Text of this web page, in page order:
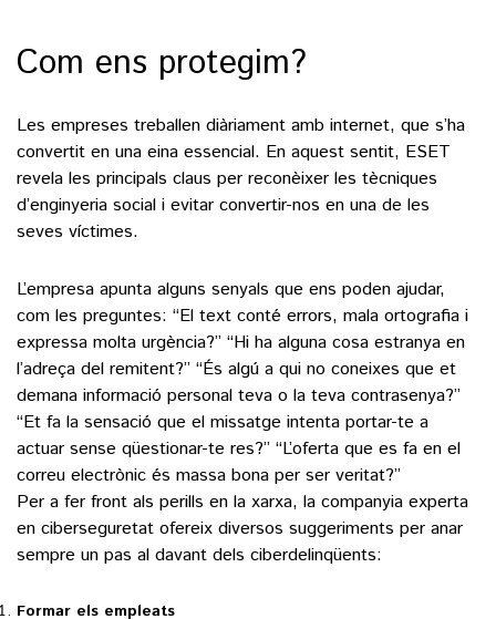
Com ens protegim?
Les empreses treballen diàriament amb internet, que s’ha
convertit en una eina essencial. En aquest sentit, ESET
revela les principals claus per reconèixer les tècniques
d’enginyeria social i evitar convertir-nos en una de les
seves víctimes.
L’empresa apunta alguns senyals que ens poden ajudar,
com les preguntes: “El text conté errors, mala ortografia i
expressa molta urgència?” “Hi ha alguna cosa estranya en
l’adreça del remitent?” “És algú a qui no coneixes que et
demana informació personal teva o la teva contrasenya?”
“Et fa la sensació que el missatge intenta portar-te a
actuar sense qüestionar-te res?” “L’oferta que es fa en el
correu electrònic és massa bona per ser veritat?”
Per a fer front als perills en la xarxa, la companyia experta
en ciberseguretat ofereix diversos suggeriments per anar
sempre un pas al davant dels ciberdelinqüents:
Formar els empleats